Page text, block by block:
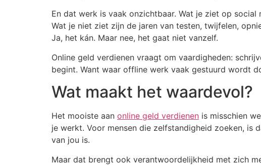
En dat werk is vaak onzichtbaar. Wat je ziet op
Wat je niet ziet zijn de jaren van testen, twijfelen,
Ja, het kán. Maar nee, het gaat niet vanzelf.
Online geld verdienen vraagt om vaardigheden:
begint. Want waar offline werk vaak gestuurd wordt
Wat maakt het waardevol?
Het mooiste aan online geld verdienen is misschien
je werkt. Voor mensen die zelfstandigheid zoeken,
van jou is.
Maar dat brengt ook verantwoordelijkheid met zich